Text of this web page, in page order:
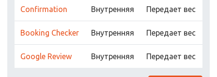
Confirmation Внутренняя Передает вес
Booking Checker Внутренняя Передает вес
Google Review Внутренняя Передает вес